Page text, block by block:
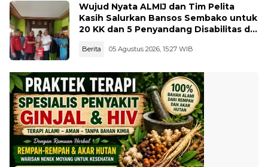
Wujud Nyata ALMIJ dan Tim Pelita
Kasih Salurkan Bansos Sembako untuk
20 KK dan 5 Penyandang Disabilitas di
Berita 05 Agustus 2026, 15:27 WIB